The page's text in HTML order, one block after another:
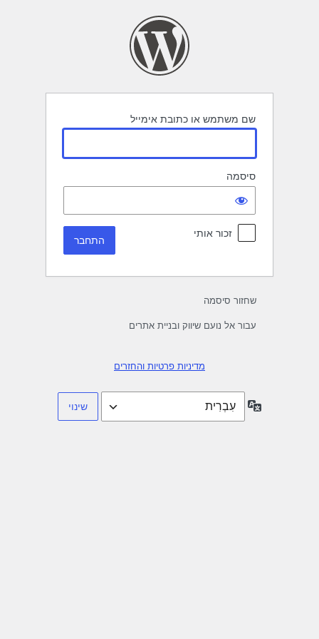
שם משתמש או כתובת אימייל
סיסמה
זכור אותי
שחזור סיסמה
עבור אל נועם שיווק ובניית אתרים
מדיניות פרטיות והחזרים
שפה